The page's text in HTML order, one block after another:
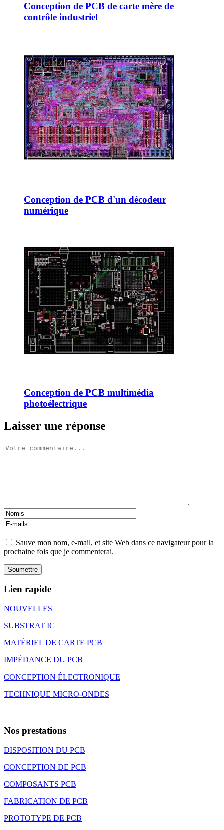
Conception de PCB de carte mère de
contrôle industriel
Conception de PCB d'un décodeur
numérique
Conception de PCB multimédia
photoélectrique
Laisser une réponse
Sauve mon nom, e-mail, et site Web dans ce navigateur pour la
prochaine fois que je commenterai.
Lien rapide
NOUVELLES
SUBSTRAT IC
MATÉRIEL DE CARTE PCB
IMPÉDANCE DU PCB
CONCEPTION ÉLECTRONIQUE
TECHNIQUE MICRO-ONDES
Nos prestations
DISPOSITION DU PCB
CONCEPTION DE PCB
COMPOSANTS PCB
FABRICATION DE PCB
PROTOTYPE DE PCB